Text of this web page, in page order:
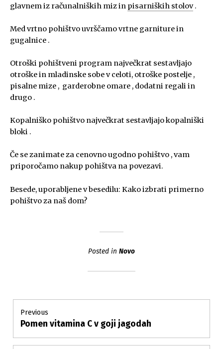
glavnem iz računalniških miz in pisarniških stolov.
Med vrtno pohištvo uvrščamo vrtne garniture in
gugalnice .
Otroški pohištveni program največkrat sestavljajo
otroške in mladinske sobe v celoti, otroške postelje ,
pisalne mize , garderobne omare , dodatni regali in
drugo .
Kopalniško pohištvo največkrat sestavljajo kopalniški
bloki .
Če se zanimate za cenovno ugodno pohištvo , vam
priporočamo nakup pohištva na povezavi.
Besede, uporabljene v besedilu: Kako izbrati primerno
pohištvo za naš dom?
Posted in Novo
Post
navigation
Previous
Previous
Pomen vitamina C v goji jagodah